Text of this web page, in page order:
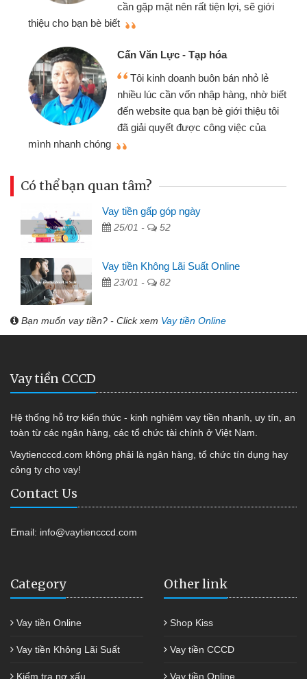
cần gặp mặt nên rất tiện lợi, sẽ giới
thiệu cho bạn bè biết
Cấn Văn Lực - Tạp hóa
Tôi kinh doanh buôn bán nhỏ lẻ
nhiều lúc cần vốn nhập hàng, nhờ biết
đến website qua bạn bè giới thiệu tôi
đã giải quyết được công việc của
mình nhanh chóng
Có thể bạn quan tâm?
Vay tiền gấp góp ngày
25/01 - 52
Vay tiền Không Lãi Suất Online
23/01 - 82
Bạn muốn vay tiền? - Click xem Vay tiền Online
Vay tiền CCCD
Hệ thống hỗ trợ kiến thức - kinh nghiệm vay tiền nhanh, uy tín, an
toàn từ các ngân hàng, các tổ chức tài chính ở Việt Nam.
Vaytiencccd.com không phải là ngân hàng, tổ chức tín dụng hay
công ty cho vay!
Contact Us
Email: info@vaytiencccd.com
Category
Vay tiền Online
Vay tiền Không Lãi Suất
Kiểm tra nợ xấu
Other link
Shop Kiss
Vay tiền CCCD
Vay tiền Online